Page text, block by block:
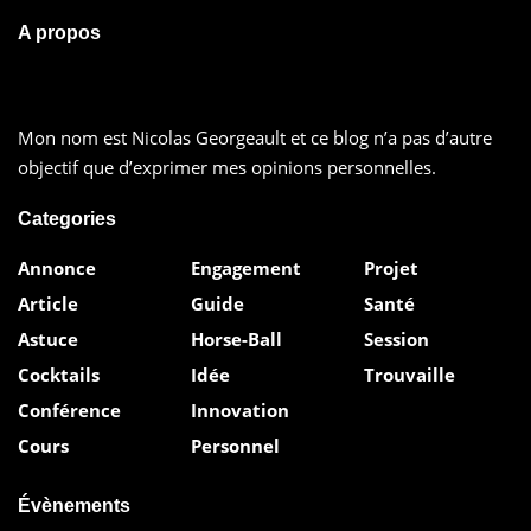
Si cette clé n’existe pas, il vous faut la créer. Il est
Redémarrez ensuite complètement le client Lync 2013,
votre infrastructure OCS2007R2 mais avec un client
Lync 2013.
A propos
Mon nom est Nicolas Georgeault et ce blog n’a pas d’autre
objectif que d’exprimer mes opinions personnelles.
Categories
Annonce
Article
Astuce
Cocktails
Conférence
Cours
Engagement
Guide
Horse-Ball
Idée
Innovation
Personnel
Projet
Santé
Session
Trouvaille
Évènements